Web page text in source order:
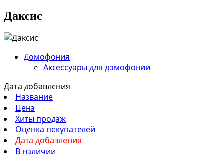
Даксис
Домофония
Аксессуары для домофонии
Дата добавления
Название
Цена
Хиты продаж
Оценка покупателей
Дата добавления
В наличии